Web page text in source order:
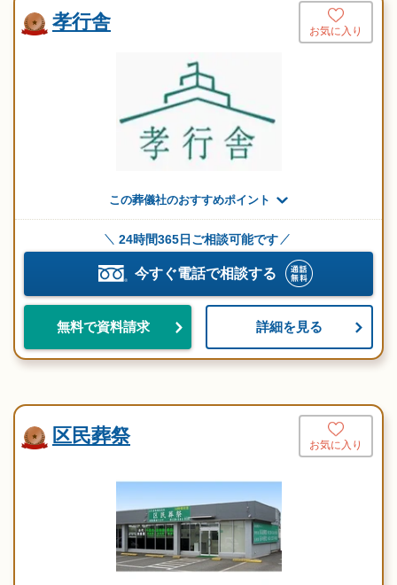
孝行舎 お気に入り
この葬儀社のおすすめポイント
24時間365日ご相談可能です
今すぐ電話で相談する
無料で資料請求 詳細を見る
区民葬祭 お気に入り